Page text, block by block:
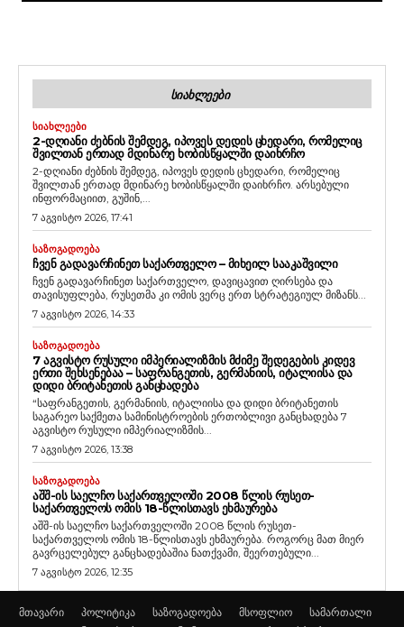
ᲡᲘᲐᲮᲚᲔᲔᲑᲘ
ᲡᲘᲐᲮᲚᲔᲔᲑᲘ
2-ᲓᲦᲘᲐᲜᲘ ᲫᲔᲑᲜᲘᲡ ᲨᲔᲛᲓᲔᲒ, ᲘᲞᲝᲕᲔᲡ ᲓᲔᲓᲘᲡ ᲪᲮᲔᲓᲐᲠᲘ, ᲠᲝᲛᲔᲚᲘᲪ
ᲨᲕᲘᲚᲗᲐᲜ ᲔᲠᲗᲐᲓ ᲛᲓᲘᲜᲐᲠᲔ ᲮᲝᲑᲘᲡᲬᲧᲐᲚᲨᲘ ᲓᲐᲘᲮᲠᲩᲝ
2-დღიანი ძებნის შემდეგ, იპოვეს დედის ცხედარი, რომელიც
შვილთან ერთად მდინარე ხობისწყალში დაიხრჩო. არსებული
ინფორმაციით, გუშინ,...
7 აგვისტო 2026, 17:41
ᲡᲐᲖᲝᲒᲐᲓᲝᲔᲑᲐ
ᲩᲕᲔᲜ ᲒᲐᲓᲐᲕᲐᲠᲩᲘᲜᲔᲗ ᲡᲐᲥᲐᲠᲗᲕᲔᲚᲝ – ᲛᲘᲮᲔᲘᲚ ᲡᲐᲐᲙᲐᲨᲕᲘᲚᲘ
ჩვენ გადავარჩინეთ საქართველო, დავიცავით ღირსება და
თავისუფლება, რუსეთმა კი ომის ვერც ერთ სტრატეგიულ მიზანს...
7 აგვისტო 2026, 14:33
ᲡᲐᲖᲝᲒᲐᲓᲝᲔᲑᲐ
7 ᲐᲒᲕᲘᲡᲢᲝ ᲠᲣᲡᲣᲚᲘ ᲘᲛᲞᲔᲠᲘᲐᲚᲘᲖᲛᲘᲡ ᲛᲫᲘᲛᲔ ᲨᲔᲓᲔᲒᲔᲑᲘᲡ ᲙᲘᲓᲔᲕ
ᲔᲠᲗᲘ ᲨᲔᲮᲡᲔᲜᲔᲑᲐᲐ – ᲡᲐᲤᲠᲐᲜᲒᲔᲗᲘᲡ, ᲒᲔᲠᲛᲐᲜᲘᲘᲡ, ᲘᲢᲐᲚᲘᲘᲡᲐ ᲓᲐ
ᲓᲘᲓᲘ ᲑᲠᲘᲢᲐᲜᲔᲗᲘᲡ ᲒᲐᲜᲪᲮᲐᲓᲔᲑᲐ
“საფრანგეთის, გერმანიის, იტალიისა და დიდი ბრიტანეთის
საგარეო საქმეთა სამინისტროების ერთობლივი განცხადება 7
აგვისტო რუსული იმპერიალიზმის...
7 აგვისტო 2026, 13:38
ᲡᲐᲖᲝᲒᲐᲓᲝᲔᲑᲐ
ᲐᲨᲨ-ᲘᲡ ᲡᲐᲔᲚᲩᲝ ᲡᲐᲥᲐᲠᲗᲕᲔᲚᲝᲨᲘ 2008 ᲬᲚᲘᲡ ᲠᲣᲡᲔᲗ-
ᲡᲐᲥᲐᲠᲗᲕᲔᲚᲝᲡ ᲝᲛᲘᲡ 18-ᲬᲚᲘᲡᲗᲐᲕᲡ ᲔᲮᲛᲐᲣᲠᲔᲑᲐ
აშშ-ის საელჩო საქართველოში 2008 წლის რუსეთ-
საქართველოს ომის 18-წლისთავს ეხმაურება. როგორც მათ მიერ
გავრცელებულ განცხადებაშია ნათქვამი, შეერთებული...
7 აგვისტო 2026, 12:35
მთავარი პოლიტიკა საზოგადოება მსოფლიო
სამართალი